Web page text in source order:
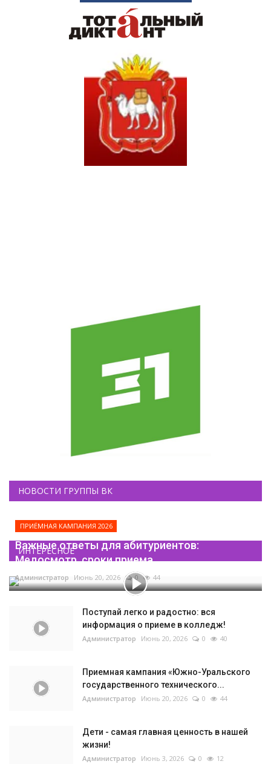
НОВОСТИ ГРУППЫ ВК
ИНТЕРЕСНОЕ
ПРИЁМНАЯ КАМПАНИЯ 2026
Важные ответы для абитуриентов:
Медосмотр, сроки приема...
Администратор Июнь 20, 2026 0 44
Поступай легко и радостно: вся
информация о приеме в колледж!
Администратор Июнь 20, 2026 0 40
Приемная кампания «Южно-Уральского
государственного технического...
Администратор Июнь 20, 2026 0 44
Дети - самая главная ценность в нашей
жизни!
Администратор Июнь 3, 2026 0 12